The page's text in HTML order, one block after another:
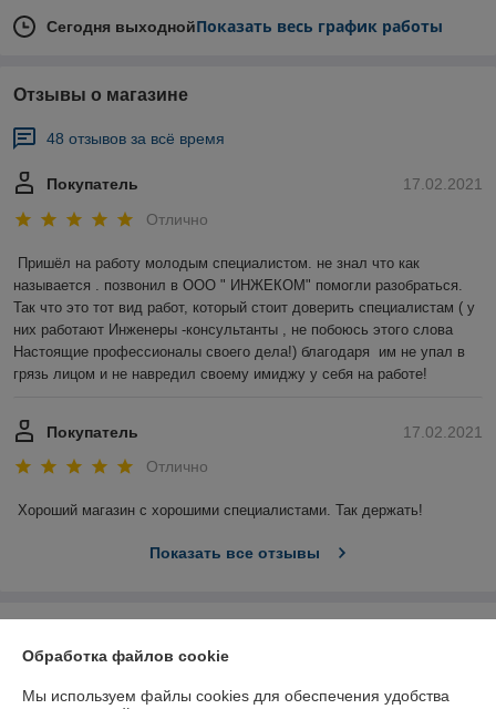
Сегодня выходнойПоказать весь график работы
Отзывы о магазине
48 отзывов за всё время
17.02.2021
Покупатель
Отлично
Пришёл на работу молодым специалистом. не знал что как
называется . позвонил в ООО " ИНЖЕКОМ" помогли разобраться.
Так что это тот вид работ, который стоит доверить специалистам ( у
них работают Инженеры -консультанты , не побоюсь этого слова
Настоящие профессионалы своего дела!) благодаря  им не упал в
грязь лицом и не навредил своему имиджу у себя на работе!
17.02.2021
Покупатель
Отлично
Хороший магазин с хорошими специалистами. Так держать!
Показать все отзывы
Обработка файлов cookie
Мы используем файлы cookies для обеспечения удобства